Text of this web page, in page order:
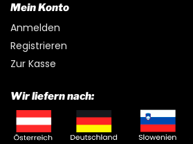
Mein Konto
Anmelden
Registrieren
Zur Kasse
Wir liefern nach: